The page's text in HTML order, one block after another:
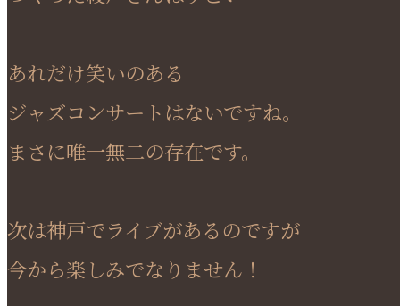
あれだけ笑いのある
ジャズコンサートはないですね。
まさに唯一無二の存在です。
次は神戸でライブがあるのですが
今から楽しみでなりません！